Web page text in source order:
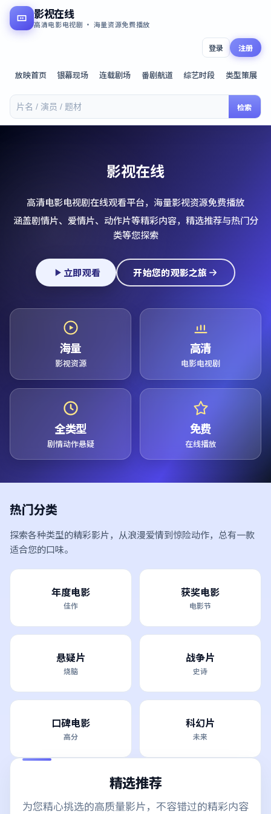
影视在线
高清电影电视剧 · 海量资源免费播放
放映首页 银幕现场 连载剧场 番剧航道 综艺时段 类型策展
检索
登录 注册
影视在线
高清电影电视剧在线观看平台，海量影视资源免费播放
涵盖剧情片、爱情片、动作片等精彩内容，精选推荐与热门分
类等您探索
立即观看 开始您的观影之旅
海量
影视资源
高清
电影电视剧
全类型
剧情动作悬疑
免费
在线播放
热门分类
探索各种类型的精彩影片，从浪漫爱情到惊险动作，总有一款
适合您的口味。
年度电影
佳作
获奖电影
电影节
悬疑片
烧脑
战争片
史诗
口碑电影
高分
科幻片
未来
精选推荐
为您精心挑选的高质量影片，不容错过的精彩内容